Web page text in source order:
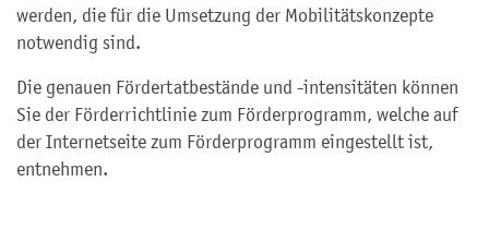
werden, die für die Umsetzung der Mobilitätskonzepte
notwendig sind.
Die genauen Fördertatbestände und -intensitäten können
Sie der Förderrichtlinie zum Förderprogramm, welche auf
der Internetseite zum Förderprogramm eingestellt ist,
entnehmen.